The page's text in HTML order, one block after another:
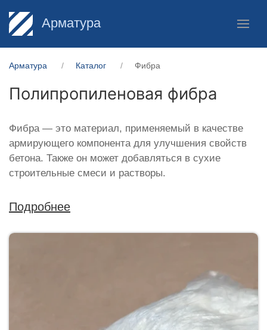
Арматура
Арматура Каталог Фибра
Полипропиленовая фибра
Фибра — это материал, применяемый в качестве
армирующего компонента для улучшения свойств
бетона. Также он может добавляться в сухие
строительные смеси и растворы.
Подробнее